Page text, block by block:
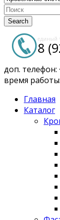
Search
единый
8
доп. телефон:
время работы:
Главная
Каталог